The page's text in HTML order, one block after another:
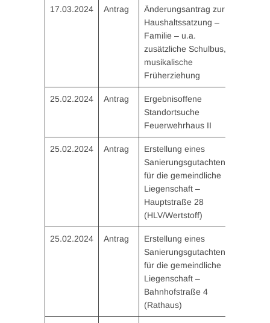
17.03.2024 Antrag
Änderungsantrag zur
Haushaltssatzung –
Familie – u.a.
zusätzliche Schulbus,
musikalische
Früherziehung
25.02.2024 Antrag
Ergebnisoffene
Standortsuche
Feuerwehrhaus II
25.02.2024 Antrag
Erstellung eines
Sanierungsgutachtens
für die gemeindliche
Liegenschaft –
Hauptstraße 28
(HLV/Wertstoff)
25.02.2024 Antrag
Erstellung eines
Sanierungsgutachtens
für die gemeindliche
Liegenschaft –
Bahnhofstraße 4
(Rathaus)